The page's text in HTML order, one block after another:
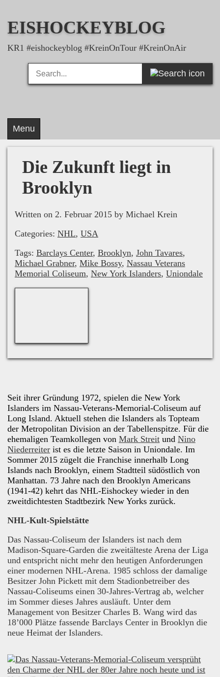
content
EISHOCKEYBLOG
KR1 #eishockeyblog #KreinOnTour #KreinOnAir
Search
for:
Search
Menu
Die Zukunft liegt in
Brooklyn
Written on 2. Februar 2015 by Michael Krein
Categories: NHL, USA
Tags: Barclays Center, Brooklyn, John Tavares,
Michael Grabner, Mike Bossy, Nassau Veterans
Memorial Coliseum, New York Islanders, Uniondale
Seit ihrer Gründung 1972, spielen die New York
Islanders im Nassau-Veterans-Memorial-Coliseum auf
Long Island. Aktuell stehen die Islanders als Topteam
der Metropolitan Division an der Tabellenspitze. Für die
ehemaligen Teamkollegen von Mark Streit und Nino
Niederreiter ist es die letzte Saison in Uniondale. Im
Sommer 2015 zügelt die Franchise innerhalb Long
Islands nach Brooklyn, einem Stadtteil südöstlich von
Manhattan. 73 Jahre nach den Brooklyn Americans
(1941-42) kehrt das NHL-Eishockey wieder in den
zweitdichtesten Stadtbezirk New Yorks zurück.
NHL-Kult-Spielstätte
Das Nassau-Coliseum der Islanders ist nach dem
Madison-Square-Garden die zweitälteste Arena der Liga
und entspricht nicht mehr den heutigen Anforderungen
einer modernen NHL-Arena. 1985 schloss der damalige
Besitzer John Pickett mit dem Stadionbetreiber des
Nassau-Coliseums einen 30-Jahres-Vertrag ab, welcher
im Sommer dieses Jahres ausläuft. Unter dem
Management von Besitzer Charles B. Wang wird das
18’000 Plätze fassende Barclays Center in Brooklyn die
neue Heimat der Islanders.